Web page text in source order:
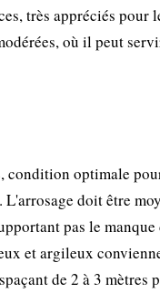
très appréciés
où il peut
optimale
doit être
pas le
et argileux
de 2 à 3 mètres